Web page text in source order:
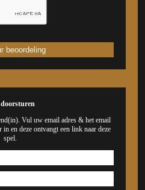
doorsturen
Vul uw email adres & het email
en deze ontvangt een link naar deze
spel.